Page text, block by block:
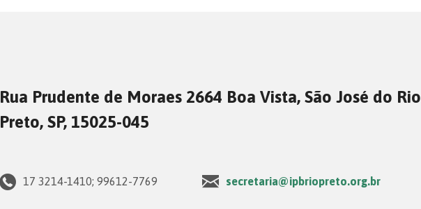
Rua Prudente de Moraes 2664 Boa Vista, São José do Rio
Preto, SP, 15025-045
17 3214-1410; 99612-7769 secretaria@ipbriopreto.org.br